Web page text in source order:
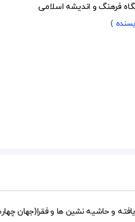
فرهنگ و اندیشه اسلامی
)
و حاشیه نشین ها و فقرا(جهان